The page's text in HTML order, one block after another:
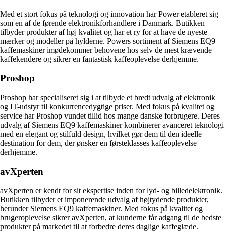
Med et stort fokus på teknologi og innovation har Power etableret sig
som en af de førende elektronikforhandlere i Danmark. Butikken
tilbyder produkter af høj kvalitet og har et ry for at have de nyeste
mærker og modeller på hylderne. Powers sortiment af Siemens EQ9
kaffemaskiner imødekommer behovene hos selv de mest krævende
kaffekendere og sikrer en fantastisk kaffeoplevelse derhjemme.
Proshop
Proshop har specialiseret sig i at tilbyde et bredt udvalg af elektronik
og IT-udstyr til konkurrencedygtige priser. Med fokus på kvalitet og
service har Proshop vundet tillid hos mange danske forbrugere. Deres
udvalg af Siemens EQ9 kaffemaskiner kombinerer avanceret teknologi
med en elegant og stilfuld design, hvilket gør dem til den ideelle
destination for dem, der ønsker en førsteklasses kaffeoplevelse
derhjemme.
avXperten
avXperten er kendt for sit ekspertise inden for lyd- og billedelektronik.
Butikken tilbyder et imponerende udvalg af højtydende produkter,
herunder Siemens EQ9 kaffemaskiner. Med fokus på kvalitet og
brugeroplevelse sikrer avXperten, at kunderne får adgang til de bedste
produkter på markedet til at forbedre deres daglige kaffeglæde.